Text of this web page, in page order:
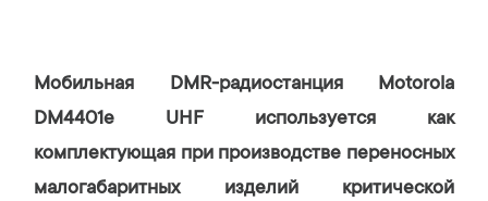
Мобильная DMR-радиостанция Motorola
DM4401e UHF используется как
комплектующая при производстве переносных
малогабаритных изделий критической